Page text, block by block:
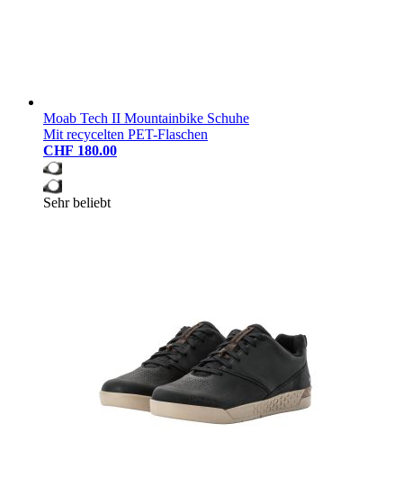
Moab Tech II Mountainbike Schuhe
Mit recycelten PET-Flaschen
CHF 180.00
Sehr beliebt